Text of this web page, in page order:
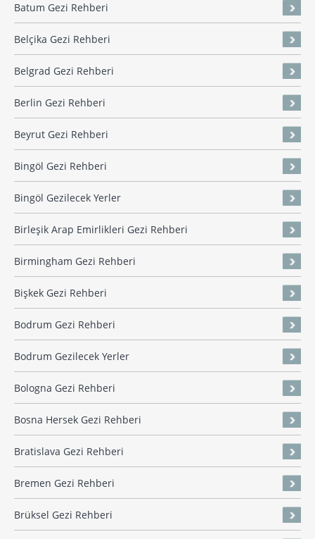
Batum Gezi Rehberi
Belçika Gezi Rehberi
Belgrad Gezi Rehberi
Berlin Gezi Rehberi
Beyrut Gezi Rehberi
Bingöl Gezi Rehberi
Bingöl Gezilecek Yerler
Birleşik Arap Emirlikleri Gezi Rehberi
Birmingham Gezi Rehberi
Bişkek Gezi Rehberi
Bodrum Gezi Rehberi
Bodrum Gezilecek Yerler
Bologna Gezi Rehberi
Bosna Hersek Gezi Rehberi
Bratislava Gezi Rehberi
Bremen Gezi Rehberi
Brüksel Gezi Rehberi